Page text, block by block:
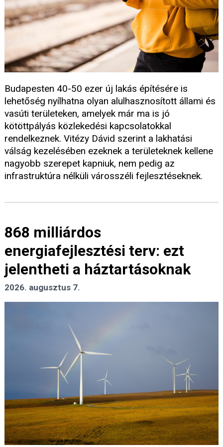
Budapesten 40-50 ezer új lakás építésére is
lehetőség nyílhatna olyan alulhasznosított állami és
vasúti területeken, amelyek már ma is jó
kötöttpályás közlekedési kapcsolatokkal
rendelkeznek. Vitézy Dávid szerint a lakhatási
válság kezelésében ezeknek a területeknek kellene
nagyobb szerepet kapniuk, nem pedig az
infrastruktúra nélküli városszéli fejlesztéseknek.
868 milliárdos
energiafejlesztési terv: ezt
jelentheti a háztartásoknak
2026. augusztus 7.